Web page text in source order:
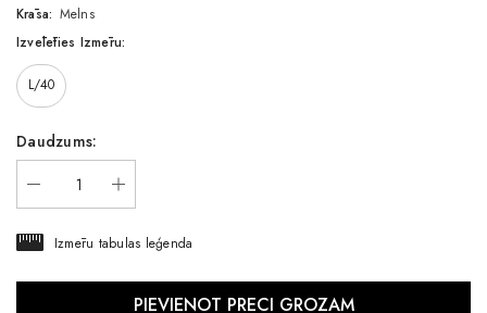
Krāsa: Melns
Izvēlēties Izmēru:
L/40
Daudzums:
Izmēru tabulas leģenda